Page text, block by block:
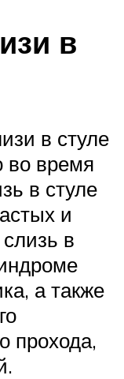
в
в стуле
во время
в стуле
и
в
а также
прохода,